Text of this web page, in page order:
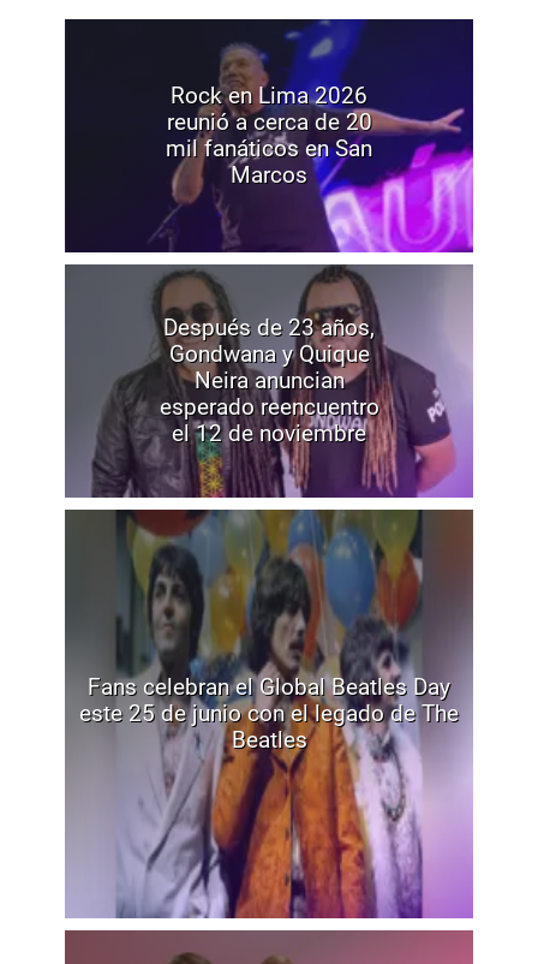
Rock en Lima 2026
reunió a cerca de 20
mil fanáticos en San
Marcos
Después de 23 años,
Gondwana y Quique
Neira anuncian
esperado reencuentro
el 12 de noviembre
Fans celebran el Global Beatles Day
este 25 de junio con el legado de The
Beatles